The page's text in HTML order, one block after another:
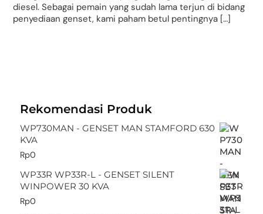
diesel. Sebagai pemain yang sudah lama terjun di bidang
penyediaan genset, kami paham betul pentingnya […]
Rekomendasi Produk
WP730MAN - GENSET MAN STAMFORD 630
KVA
Rp0
WP33R WP33R-L - GENSET SILENT
WINPOWER 30 KVA
Rp0